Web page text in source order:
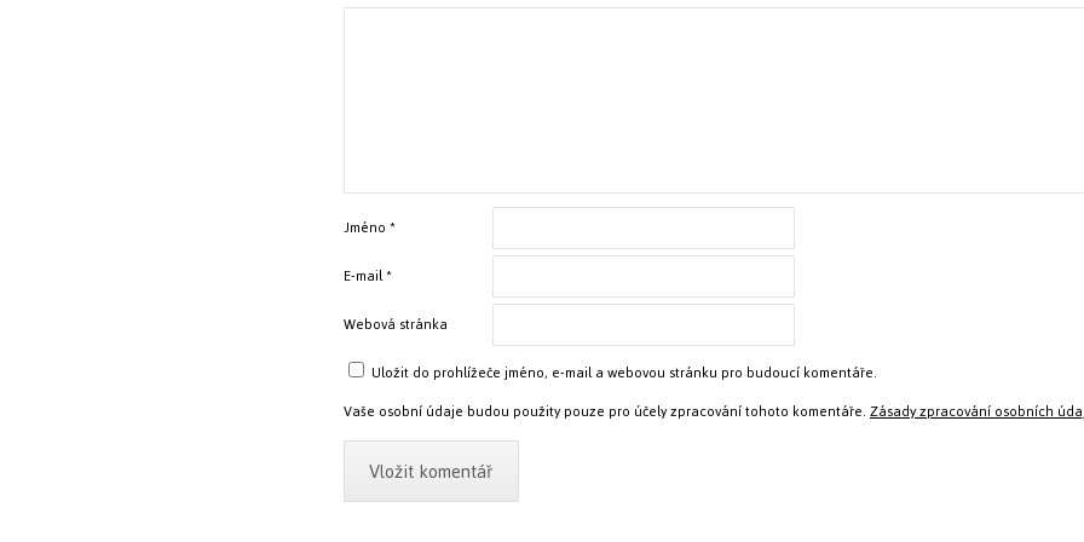
Jméno*
E-mail*
Webová stránka
Uložit do prohlížeče jméno, e-mail a webovou stránku pro budoucí komentáře.
Vaše osobní údaje budou použity pouze pro účely zpracování tohoto komentáře.Zásady zpracování osobních